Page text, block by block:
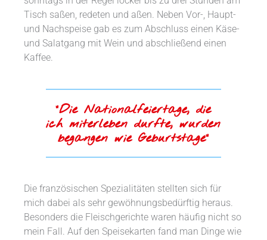
Tisch saßen, redeten und aßen. Neben Vor-, Haupt-
und Nachspeise gab es zum Abschluss einen Käse-
und Salatgang mit Wein und abschließend einen
Kaffee.
“Die Nationalfeiertage, die
ich miterleben durfte, wurden
begangen wie Geburtstage“
Die französischen Spezialitäten stellten sich für
mich dabei als sehr gewöhnungsbedürftig heraus.
Besonders die Fleischgerichte waren häufig nicht so
mein Fall. Auf den Speisekarten fand man Dinge wie